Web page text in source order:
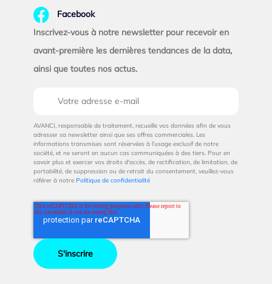
Facebook
Inscrivez-vous à notre newsletter pour recevoir en
avant-première les dernières tendances de la data,
ainsi que toutes nos actus.
AVANCI, responsable de traitement, recueille vos données afin de vous
adresser sa newsletter ainsi que ses offres commerciales. Les
informations transmises sont réservées à l’usage exclusif de notre
société, et ne seront en aucun cas communiquées à des tiers. Pour en
savoir plus et exercer vos droits d'accès, de rectification, de limitation, de
portabilité, de suppression ou de retrait du consentement, veuillez-vous
référer à notre Politique de confidentialité